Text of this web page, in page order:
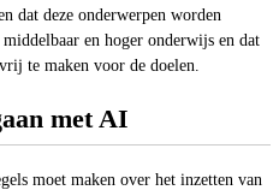
dat deze onderwerpen worden
en hoger onderwijs en dat
te maken voor de doelen.
met AI
moet maken over het inzetten van